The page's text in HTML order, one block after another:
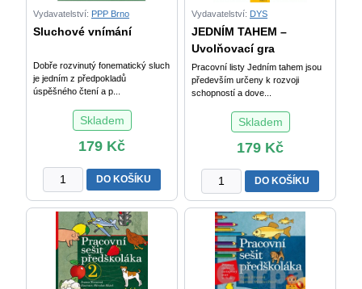
M.
Čížková
v
5.
ročníku
základní
školy
-
množství
Vydavatelství: PPP Brno
Sluchové vnímání
Dobře rozvinutý fonematický sluch
je jedním z předpokladů
úspěšného čtení a p...
Skladem
179 Kč
Sluchové
vnímání
množství
DO KOŠÍKU
Vydavatelství: DYS
JEDNÍM TAHEM –
Uvolňovací gra
Pracovní listy Jedním tahem jsou
především určeny k rozvoji
schopností a dove...
Skladem
179 Kč
JEDNÍM
TAHEM
-
Uvolňovací
grafomotorické
cviky
množství
DO KOŠÍKU